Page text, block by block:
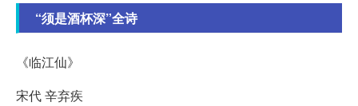
“须是酒杯深”全诗
《临江仙》
宋代 辛弃疾